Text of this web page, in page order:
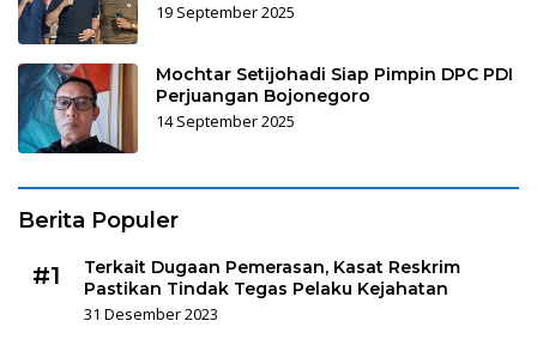
19 September 2025
Mochtar Setijohadi Siap Pimpin DPC PDI
Perjuangan Bojonegoro
14 September 2025
Berita Populer
#1
Terkait Dugaan Pemerasan, Kasat Reskrim
Pastikan Tindak Tegas Pelaku Kejahatan
31 Desember 2023